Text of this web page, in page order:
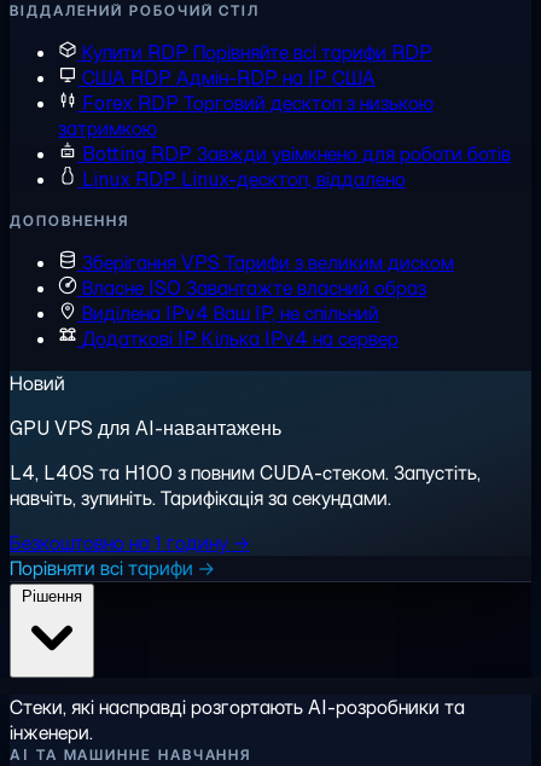
ВІДДАЛЕНИЙ РОБОЧИЙ СТІЛ
Купити RDP Порівняйте всі тарифи RDP
США RDP Адмін-RDP на IP США
Forex RDP Торговий десктоп з низькою
затримкою
Botting RDP Завжди увімкнено для роботи ботів
Linux RDP Linux-десктоп, віддалено
ДОПОВНЕННЯ
Зберігання VPS Тарифи з великим диском
Власне ISO Завантажте власний образ
Виділена IPv4 Ваш IP, не спільний
Додаткові IP Кілька IPv4 на сервер
Новий
GPU VPS для AI-навантажень
L4, L40S та H100 з повним CUDA-стеком. Запустіть,
навчіть, зупиніть. Тарифікація за секундами.
Безкоштовно на 1 годину →
Порівняти всі тарифи →
Стеки, які насправді розгортають AI-розробники та
інженери.
AI ТА МАШИННЕ НАВЧАННЯ